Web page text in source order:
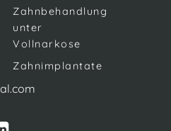
Zahnbehandlung
unter
Vollnarkose
Zahnimplantate